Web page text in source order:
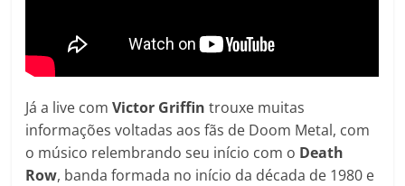
Já a live comVictor Griffin trouxe muitas
informações voltadas aos fãs de Doom Metal, com
o músico relembrando seu início com o Death
Row, banda formada no início da década de 1980 e